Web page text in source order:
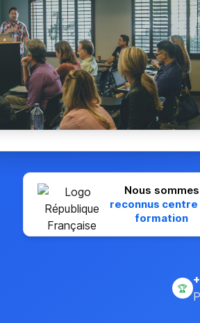
Nous sommes
reconnus centre
formation
🏆